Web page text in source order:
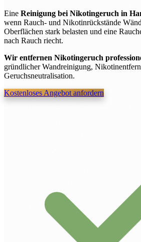
Eine Reinigung bei Nikotingeruch in
wenn Rauch- und Nikotinrückstände
Oberflächen stark belasten und eine
nach Rauch riecht.
Wir entfernen Nikotingeruch
gründlicher Wandreinigung,
Geruchsneutralisation.
Kostenloses Angebot anfordern